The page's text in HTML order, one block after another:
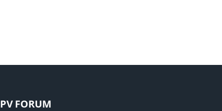
PV FORUM